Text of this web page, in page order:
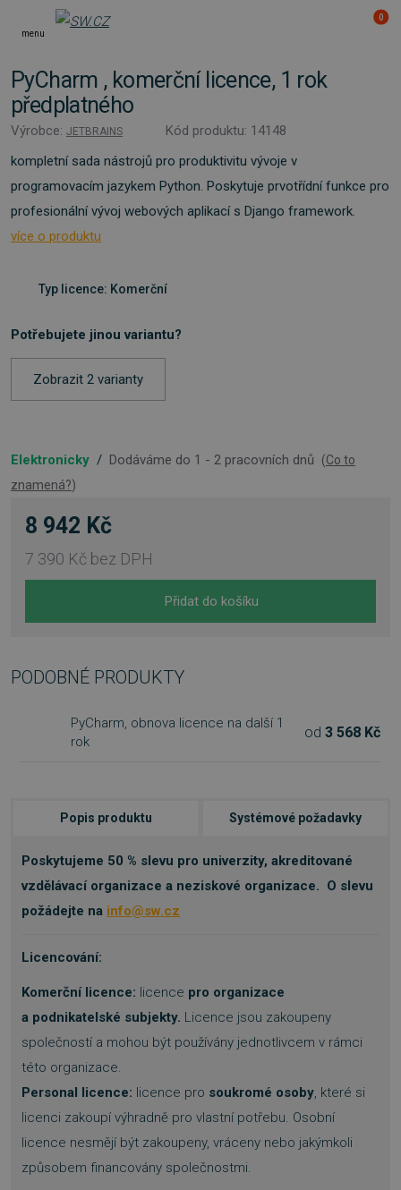
menu
0
PyCharm , komerční licence, 1 rok
předplatného
Výrobce: JETBRAINS
Kód produktu: 14148
kompletní sada nástrojů pro produktivitu vývoje v
programovacím jazykem Python. Poskytuje prvotřídní funkce pro
profesionální vývoj webových aplikací s Django framework.
více o produktu
Typ licence: Komerční
Potřebujete jinou variantu?
Zobrazit 2 varianty
Elektronicky / Dodáváme do 1 - 2 pracovních dnů (Co to
znamená?)
8 942 Kč
7 390 Kč bez DPH
Přidat do košíku
PODOBNÉ PRODUKTY
PyCharm, obnova licence na další 1
rok
od 3 568 Kč
Popis produktu Systémové požadavky
Poskytujeme 50 % slevu pro univerzity, akreditované
vzdělávací organizace a neziskové organizace. O slevu
požádejte na info@sw.cz
Licencování:
Komerční licence: licence pro organizace
a podnikatelské subjekty. Licence jsou zakoupeny
společností a mohou být používány jednotlivcem v rámci
této organizace.
Personal licence: licence pro soukromé osoby, které si
licenci zakoupí výhradně pro vlastní potřebu. Osobní
licence nesmějí být zakoupeny, vráceny nebo jakýmkoli
způsobem financovány společnostmi.